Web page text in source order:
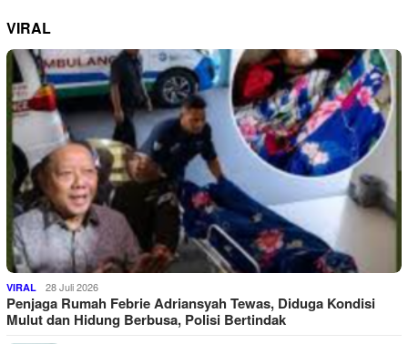
VIRAL
VIRAL 28 Juli 2026
Penjaga Rumah Febrie Adriansyah Tewas, Diduga Kondisi
Mulut dan Hidung Berbusa, Polisi Bertindak